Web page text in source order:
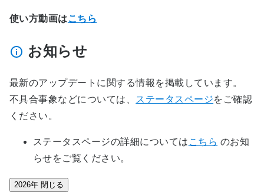
使い方動画はこちら
お知らせ
最新のアップデートに関する情報を掲載しています。
不具合事象などについては、 ステータスページをご確認
ください。
ステータスページの詳細については こちら のお知
らせをご覧ください。
2026年 閉じる